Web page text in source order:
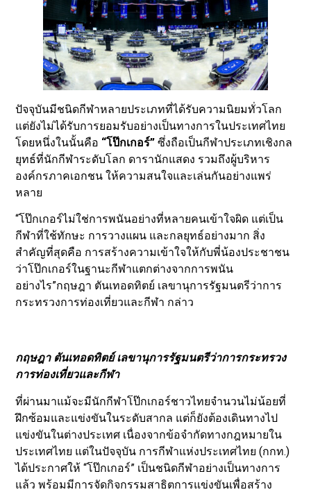
ปัจจุบันมีชนิดกีฬาหลายประเภทที่ได้รับความนิยมทั่วโลก
แต่ยังไม่ได้รับการยอมรับอย่างเป็นทางการในประเทศไทย
โดยหนึ่งในนั้นคือ “โป๊กเกอร์” ซึ่งถือเป็นกีฬาประเภทเชิงกล
ยุทธ์ที่นักกีฬาระดับโลก ดารานักแสดง รวมถึงผู้บริหาร
องค์กรภาคเอกชน ให้ความสนใจและเล่นกันอย่างแพร่
หลาย
“โป๊กเกอร์ไม่ใช่การพนันอย่างที่หลายคนเข้าใจผิด แต่เป็น
กีฬาที่ใช้ทักษะ การวางแผน และกลยุทธ์อย่างมาก สิ่ง
สำคัญที่สุดคือ การสร้างความเข้าใจให้กับพี่น้องประชาชน
ว่าโป๊กเกอร์ในฐานะกีฬาแตกต่างจากการพนัน
อย่างไร”กฤษฎา ตันเทอดทิตย์ เลขานุการรัฐมนตรีว่าการ
กระทรวงการท่องเที่ยวและกีฬา กล่าว
กฤษฎา ตันเทอดทิตย์ เลขานุการรัฐมนตรีว่าการกระทรวง
การท่องเที่ยวและกีฬา
ที่ผ่านมาแม้จะมีนักกีฬาโป๊กเกอร์ชาวไทยจำนวนไม่น้อยที่
ฝึกซ้อมและแข่งขันในระดับสากล แต่ก็ยังต้องเดินทางไป
แข่งขันในต่างประเทศ เนื่องจากข้อจำกัดทางกฎหมายใน
ประเทศไทย แต่ในปัจจุบัน การกีฬาแห่งประเทศไทย (กกท.)
ได้ประกาศให้ “โป๊กเกอร์” เป็นชนิดกีฬาอย่างเป็นทางการ
แล้ว พร้อมมีการจัดกิจกรรมสาธิตการแข่งขันเพื่อสร้าง